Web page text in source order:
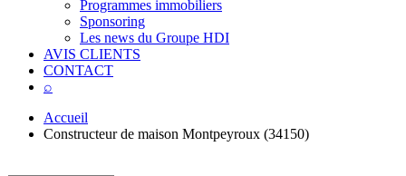
Programmes immobiliers
Sponsoring
Les news du Groupe HDI
AVIS CLIENTS
CONTACT
⌕
Accueil
Constructeur de maison Montpeyroux (34150)